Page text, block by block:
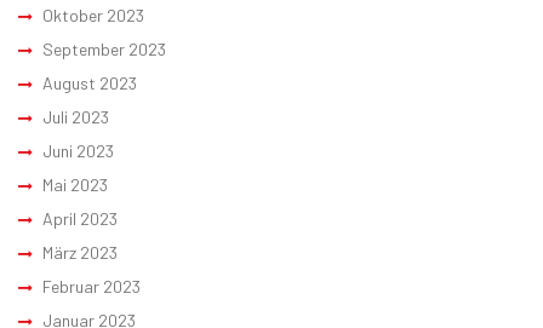
Oktober 2023
September 2023
August 2023
Juli 2023
Juni 2023
Mai 2023
April 2023
März 2023
Februar 2023
Januar 2023